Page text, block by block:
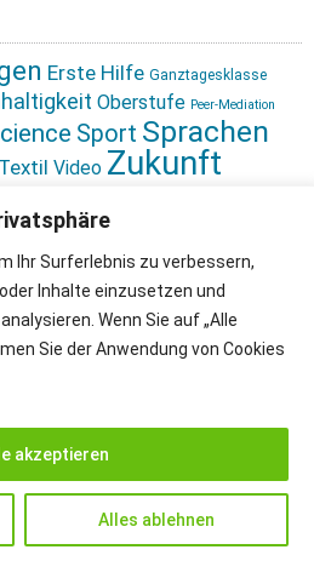
Ihr Surferlebnis zu verbessern,
Inhalte einzusetzen und
Wenn Sie auf „Alle
Sie der Anwendung von Cookies
Alles ablehnen
akzeptieren
Erste Hilfe Ganztagesklasse
Oberstufe Peer-Mediation
Sport Sprachen
Textil Video Zukunft